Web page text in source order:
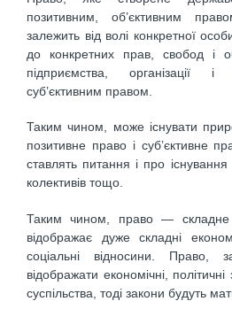
позитивним, об’єктивним
залежить від волі конкретної
до конкретних прав, свобод і
підприємства, організації
суб’єктивним правом.
Таким чином, може існувати
позитивне право і суб’єктивне
ставлять питання і про
колективів тощо.
Таким чином, право — складне
відображає дуже складні
соціальні відносини. Право,
відображати економічні, політичні
суспільства, тоді закони будуть